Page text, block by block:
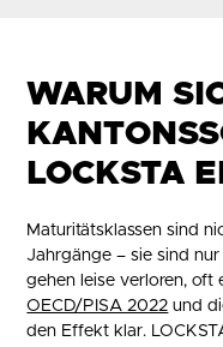
WARUM
LOCKSTA
Maturitätsklassen sind
Jahrgänge – sie sind
gehen leise verloren, oft
OECD/PISA 2022 und
den Effekt klar.